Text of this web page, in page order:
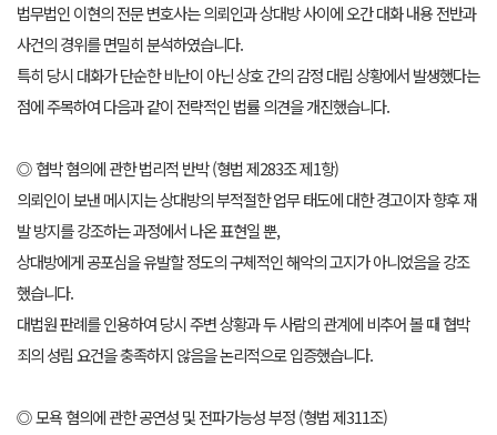
법무법인 이현의 전문 변호사는 의뢰인과 상대방 사이에 오간 대화 내용 전반과
사건의 경위를 면밀히 분석하였습니다.
특히 당시 대화가 단순한 비난이 아닌 상호 간의 감정 대립 상황에서 발생했다는
점에 주목하여 다음과 같이 전략적인 법률 의견을 개진했습니다.
◎ 협박 혐의에 관한 법리적 반박 (형법 제283조 제1항)
의뢰인이 보낸 메시지는 상대방의 부적절한 업무 태도에 대한 경고이자 향후 재
발 방지를 강조하는 과정에서 나온 표현일 뿐,
상대방에게 공포심을 유발할 정도의 구체적인 해악의 고지가 아니었음을 강조
했습니다.
대법원 판례를 인용하여 당시 주변 상황과 두 사람의 관계에 비추어 볼 때 협박
죄의 성립 요건을 충족하지 않음을 논리적으로 입증했습니다.
◎ 모욕 혐의에 관한 공연성 및 전파가능성 부정 (형법 제311조)